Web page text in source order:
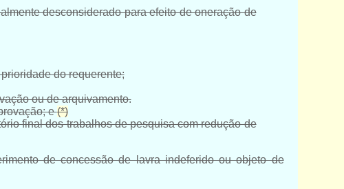
desconsiderado para efeito de oneração de
do requerente;
ou de arquivamento.
e(*)
final dos trabalhos de pesquisa com redução de
de concessão de lavra indeferido ou objeto de